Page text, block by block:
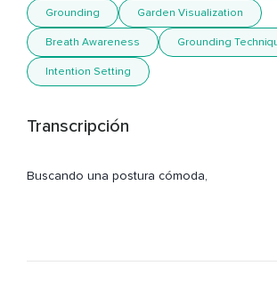
Grounding Garden Visualization
Breath Awareness Grounding
Intention Setting
Transcripción
Buscando una postura cómoda,